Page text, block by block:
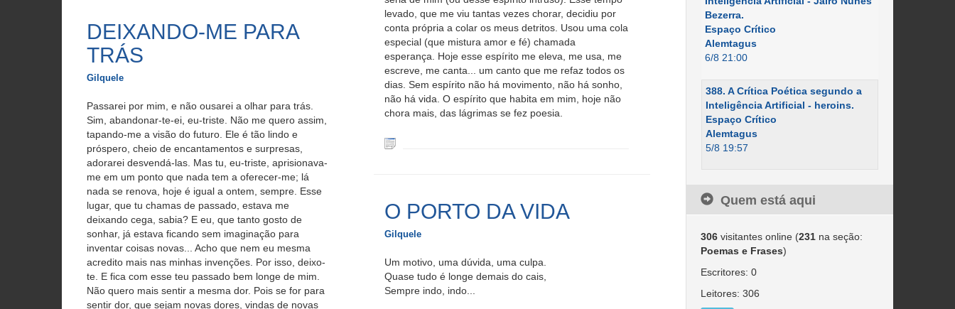
DEIXANDO-ME PARA
TRÁS
Gilquele
Passarei por mim, e não ousarei a olhar para trás.
Sim, abandonar-te-ei, eu-triste. Não me quero assim,
tapando-me a visão do futuro. Ele é tão lindo e
próspero, cheio de encantamentos e surpresas,
adorarei desvendá-las. Mas tu, eu-triste, aprisionava-
me em um ponto que nada tem a oferecer-me; lá
nada se renova, hoje é igual a ontem, sempre. Esse
lugar, que tu chamas de passado, estava me
deixando cega, sabia? E eu, que tanto gosto de
sonhar, já estava ficando sem imaginação para
inventar coisas novas... Acho que nem eu mesma
acredito mais nas minhas invenções. Por isso, deixo-
te. E fica com esse teu passado bem longe de mim.
Não quero mais sentir a mesma dor. Pois se for para
sentir dor, que sejam novas dores, vindas de novas
levado, que me viu tantas vezes chorar, decidiu por
conta própria a colar os meus detritos. Usou uma cola
especial (que mistura amor e fé) chamada
esperança. Hoje esse espírito me eleva, me usa, me
escreve, me canta... um canto que me refaz todos os
dias. Sem espírito não há movimento, não há sonho,
não há vida. O espírito que habita em mim, hoje não
chora mais, das lágrimas se fez poesia.
O PORTO DA VIDA
Gilquele
Um motivo, uma dúvida, uma culpa.
Quase tudo é longe demais do cais,
Sempre indo, indo...
Bezerra.
Espaço Crítico
Alemtagus
6/8 21:00
388. A Crítica Poética segundo a
Inteligência Artificial - heroins.
Espaço Crítico
Alemtagus
5/8 19:57
Quem está aqui
306visitantes online (231na seção:
Poemas e Frases)
Escritores: 0
Leitores: 306